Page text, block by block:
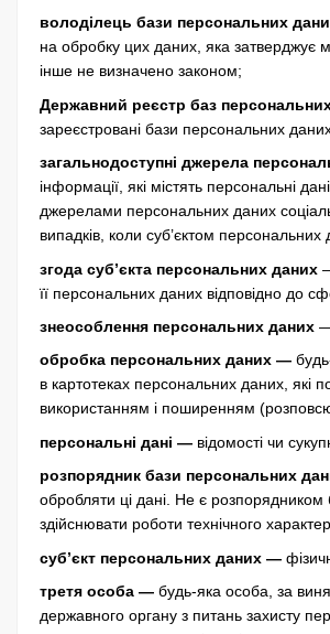
володілець бази персональних
на обробку цих даних, яка затверджує
інше не визначено законом;
Державний реєстр баз
зареєстровані бази персональних
загальнодоступні джерела
інформації, які містять персональні
джерелами персональних даних
випадків, коли суб’єктом
згода суб’єкта персональних даних
її персональних даних відповідно до
знеособлення персональних даних —
обробка персональних даних —
в картотеках персональних даних, які
використанням і поширенням
персональні дані — відомості чи
розпорядник бази персональних
обробляти ці дані. Не є
здійснювати роботи технічного
суб’єкт персональних даних —
третя особа — будь-яка особа, за
державного органу з питань захисту